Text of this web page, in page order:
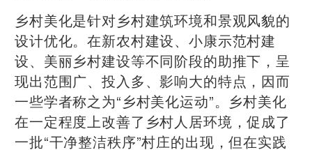
乡村美化是针对乡村建筑环境和景观风貌的
设计优化。在新农村建设、小康示范村建
设、美丽乡村建设等不同阶段的助推下，呈
现出范围广、投入多、影响大的特点，因而
一些学者称之为“乡村美化运动”。乡村美化
在一定程度上改善了乡村人居环境，促成了
一批“干净整洁秩序”村庄的出现，但在实践